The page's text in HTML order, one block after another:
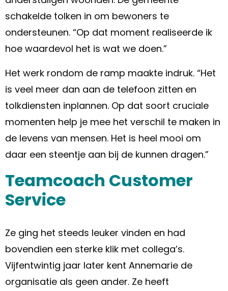
schakelde tolken in om bewoners te
ondersteunen. “Op dat moment realiseerde ik
hoe waardevol het is wat we doen.”
Het werk rondom de ramp maakte indruk. “Het
is veel meer dan aan de telefoon zitten en
tolkdiensten inplannen. Op dat soort cruciale
momenten help je mee het verschil te maken in
de levens van mensen. Het is heel mooi om
daar een steentje aan bij de kunnen dragen.”
Teamcoach Customer
Service
Ze ging het steeds leuker vinden en had
bovendien een sterke klik met collega’s.
Vijfentwintig jaar later kent Annemarie de
organisatie als geen ander. Ze heeft